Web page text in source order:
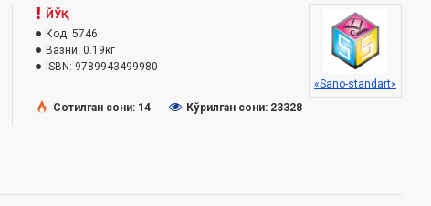
ЙЎҚ
Код: 5746
Вазни: 0.19кг
ISBN: 9789943499980
«Sano-standart»
Сотилган сони: 14
Кўрилган сони: 23328